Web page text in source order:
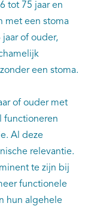
tot 75 jaar en
met een stoma
of ouder,
een stoma.
of ouder met
functioneren
Al deze
relevantie.
te zijn bij
functionele
hun algehele